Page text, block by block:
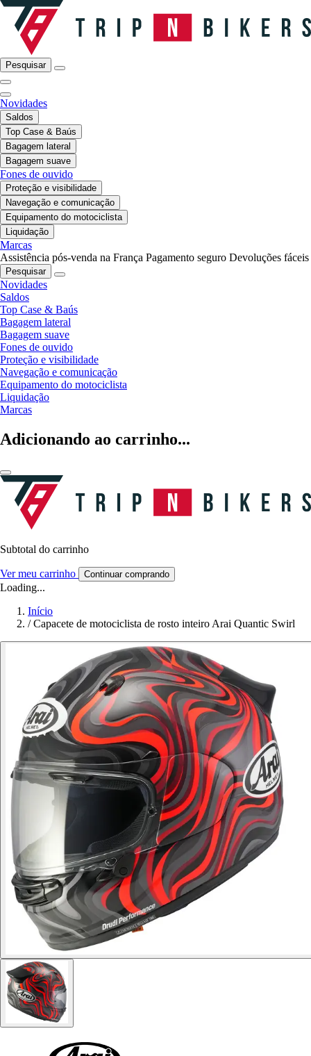
Pesquisar
Novidades
Saldos
Top Case & Baús
Bagagem lateral
Bagagem suave
Fones de ouvido
Proteção e visibilidade
Navegação e comunicação
Equipamento do motociclista
Liquidação
Marcas
Assistência pós-venda na França Pagamento seguro Devoluções fáceis
Pesquisar
Novidades
Saldos
Top Case & Baús
Bagagem lateral
Bagagem suave
Fones de ouvido
Proteção e visibilidade
Navegação e comunicação
Equipamento do motociclista
Liquidação
Marcas
Adicionando ao carrinho...
Subtotal do carrinho
Ver meu carrinho Continuar comprando
Loading...
Início
/ Capacete de motociclista de rosto inteiro Arai Quantic Swirl